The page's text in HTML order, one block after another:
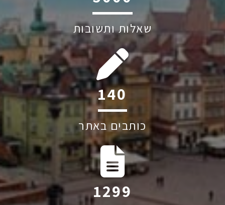
שאלות ותשובות
201
כותבים באתר
1874